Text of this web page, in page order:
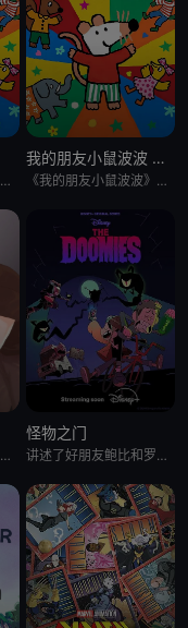
《我的朋友小鼠波波》是一个风靡全球、深受学龄前儿童及家长喜爱的经典IP，改编自英国著名儿童作家露西·卡曾斯创作
我的朋友小鼠波波 英语版
《我的朋友小鼠波波》是一个风靡全球、深受学龄前儿童及家长喜爱的经典IP，改编自英国著名儿童作家露西·卡曾斯创作
韩漫《四周恋人》动画化决定！
怪物之门
讲述了好朋友鲍比和罗米不小心打开了一扇通往另一个世界的大门，将他们的沿海小镇变成了恐怖生物的聚集地，他们必须与